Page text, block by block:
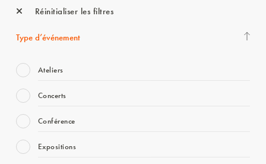
Réinitialiser les filtres
Type d’événement
Ateliers
Concerts
Conférence
Expositions